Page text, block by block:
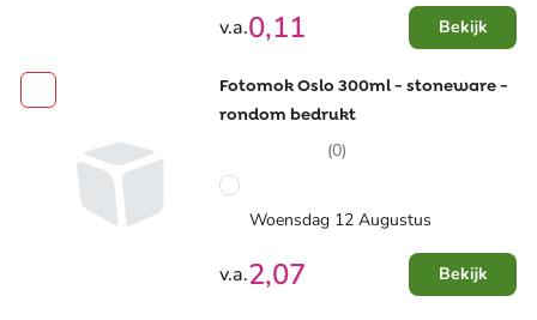
v.a.0,11 Bekijk
Fotomok Oslo 300ml - stoneware -
rondom bedrukt
(0)
Woensdag 12 Augustus
v.a.2,07 Bekijk